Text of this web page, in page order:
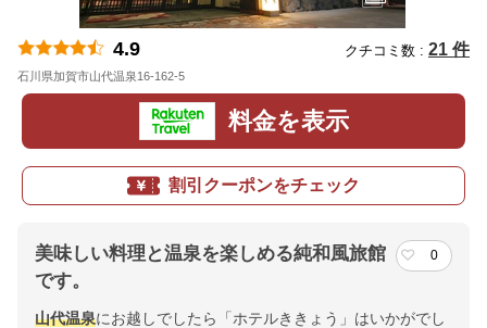
4.9 クチコミ数 : 21 件
石川県加賀市山代温泉16-162-5
料金を表示
割引クーポンをチェック
美味しい料理と温泉を楽しめる純和風旅館
です。
0
山代温泉にお越しでしたら「ホテルききょう」はいかがでし